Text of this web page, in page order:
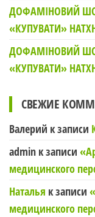
ДОФАМІНОВИЙ
«КУПУВАТИ»
ДОФАМІНОВИЙ
«КУПУВАТИ»
СВЕЖИЕ
Валерий к записи
admin к записи
медицинского
Наталья к записи
медицинского